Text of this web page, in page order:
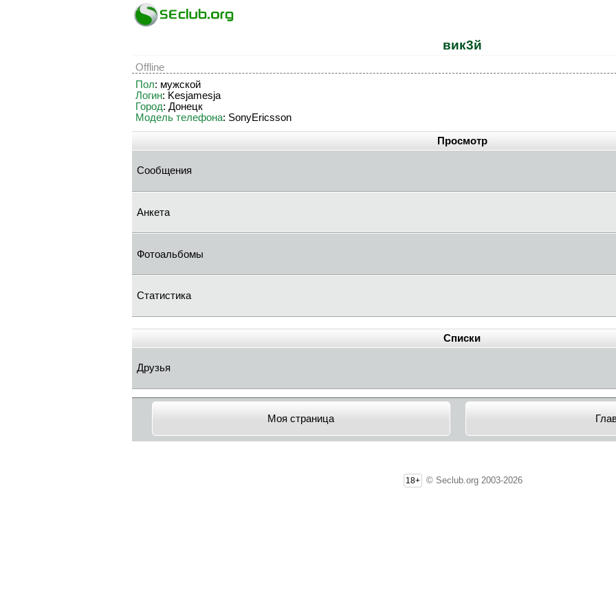
вик3й
Offline
Пол: мужской
Логин: Kesjamesja
Город: Донецк
Модель телефона: SonyEricsson
Просмотр
Сообщения
Анкета
Фотоальбомы
Статистика
Списки
Друзья
Моя страница
18+ © Seclub.org 2003-2026